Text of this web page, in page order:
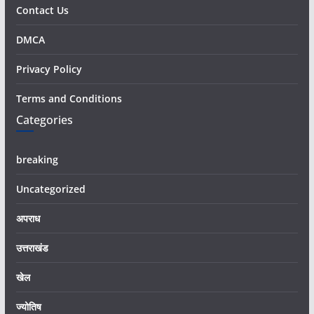
Contact Us
DMCA
Privacy Policy
Terms and Conditions
Categories
breaking
Uncategorized
अपराध
उत्तराखंड
खेल
ज्योतिष